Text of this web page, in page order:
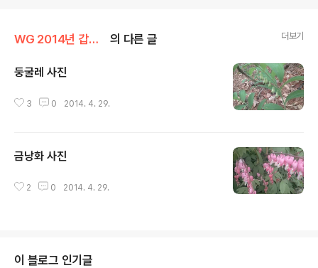
WG 2014년 갑오년 기록 의 다른 글 더보기
둥굴레 사진
3 0 2014. 4. 29.
금낭화 사진
2 0 2014. 4. 29.
이 블로그 인기글